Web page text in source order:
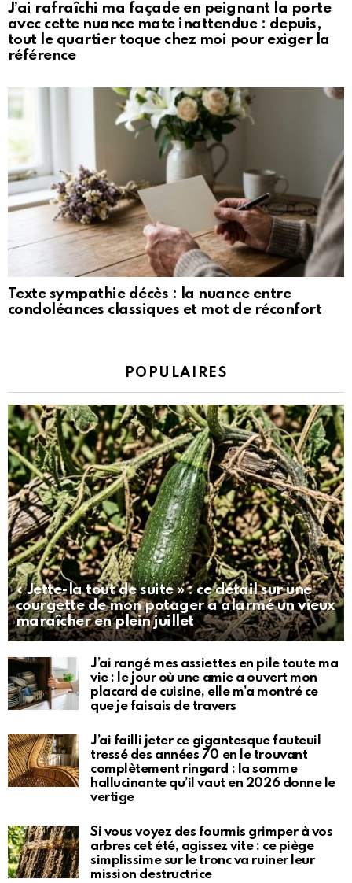
J’ai rafraîchi ma façade en peignant la porte
avec cette nuance mate inattendue : depuis,
tout le quartier toque chez moi pour exiger la
référence
Texte sympathie décès : la nuance entre
condoléances classiques et mot de réconfort
POPULAIRES
« Jette-la tout de suite » : ce détail sur une
courgette de mon potager a alarmé un vieux
maraîcher en plein juillet
J’ai rangé mes assiettes en pile toute ma
vie : le jour où une amie a ouvert mon
placard de cuisine, elle m’a montré ce
que je faisais de travers
J’ai failli jeter ce gigantesque fauteuil
tressé des années 70 en le trouvant
complètement ringard : la somme
hallucinante qu’il vaut en 2026 donne le
vertige
Si vous voyez des fourmis grimper à vos
arbres cet été, agissez vite : ce piège
simplissime sur le tronc va ruiner leur
mission destructrice